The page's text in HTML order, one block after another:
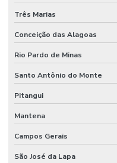
Três Marias
Conceição das Alagoas
Rio Pardo de Minas
Santo Antônio do Monte
Pitangui
Mantena
Campos Gerais
São José da Lapa